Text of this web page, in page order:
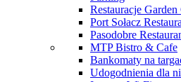
Restauracje
Port Sołacz
Pasodobre
MTP Bistro & Cafe
Bankomaty na
Udogodnienia dla